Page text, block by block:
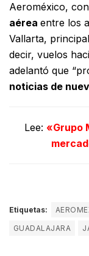
Aeroméxico,
aérea entre los
Vallarta,
decir, vuelos
adelantó que
noticias de
Lee: «Grupo
Etiquetas:
GUADALAJARA